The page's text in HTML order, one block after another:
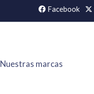
Facebook
Nuestras marcas